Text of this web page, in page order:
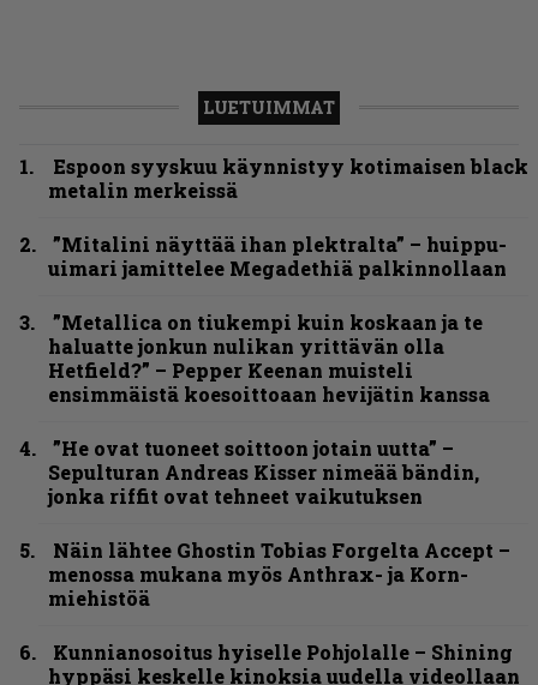
LUETUIMMAT
Espoon syyskuu käynnistyy kotimaisen black
metalin merkeissä
”Mitalini näyttää ihan plektralta” – huippu-
uimari jamittelee Megadethiä palkinnollaan
”Metallica on tiukempi kuin koskaan ja te
haluatte jonkun nulikan yrittävän olla
Hetfield?” – Pepper Keenan muisteli
ensimmäistä koesoittoaan hevijätin kanssa
”He ovat tuoneet soittoon jotain uutta” –
Sepulturan Andreas Kisser nimeää bändin,
jonka riffit ovat tehneet vaikutuksen
Näin lähtee Ghostin Tobias Forgelta Accept –
menossa mukana myös Anthrax- ja Korn-
miehistöä
Kunnianosoitus hyiselle Pohjolalle – Shining
hyppäsi keskelle kinoksia uudella videollaan